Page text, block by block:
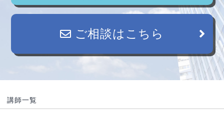
ご相談はこちら
講師一覧